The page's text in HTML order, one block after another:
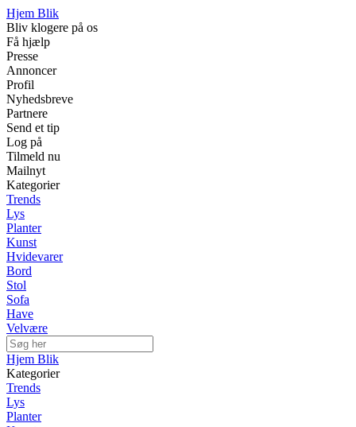
Hjem Blik
Bliv klogere på os
Få hjælp
Presse
Annoncer
Profil
Nyhedsbreve
Partnere
Send et tip
Log på
Tilmeld nu
Mailnyt
Kategorier
Trends
Lys
Planter
Kunst
Hvidevarer
Bord
Stol
Sofa
Have
Velvære
Hjem Blik
Kategorier
Trends
Lys
Planter